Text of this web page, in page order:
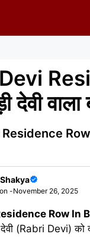
देवी
Row
-November 26, 2025
Row In
देवी (Rabri Devi)